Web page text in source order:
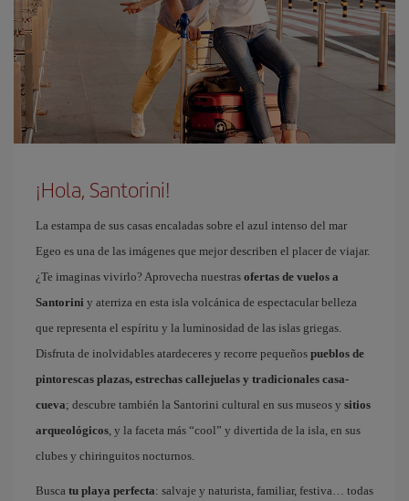
¡Hola, Santorini!
La estampa de sus casas encaladas sobre el azul intenso del mar
Egeo es una de las imágenes que mejor describen el placer de viajar.
¿Te imaginas vivirlo? Aprovecha nuestras ofertas de vuelos a
Santorini y aterriza en esta isla volcánica de espectacular belleza
que representa el espíritu y la luminosidad de las islas griegas.
Disfruta de inolvidables atardeceres y recorre pequeños pueblos de
pintorescas plazas, estrechas callejuelas y tradicionales casa-
cueva; descubre también la Santorini cultural en sus museos y sitios
arqueológicos , y la faceta más “cool” y divertida de la isla, en sus
clubes y chiringuitos nocturnos.
Busca tu playa perfecta: salvaje y naturista, familiar, festiva… todas